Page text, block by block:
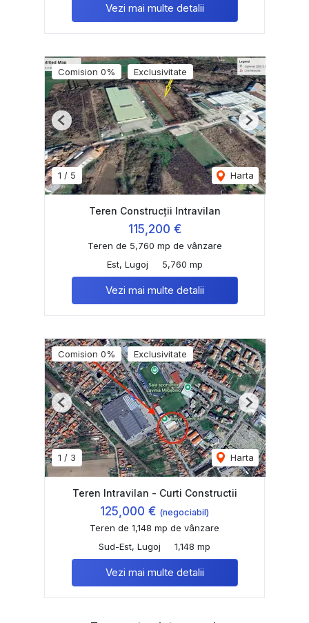
Vezi mai multe detalii
Comision 0% Exclusivitate
1 / 5 Harta
Previous Next
Teren Construcții Intravilan
115,200 €
Teren de 5,760 mp de vânzare
Est, Lugoj
5,760 mp
Vezi mai multe detalii
Comision 0% Exclusivitate
1 / 3 Harta
Previous Next
Teren Intravilan - Curti Constructii
125,000 € (negociabil)
Teren de 1,148 mp de vânzare
Sud-Est, Lugoj
1,148 mp
Vezi mai multe detalii